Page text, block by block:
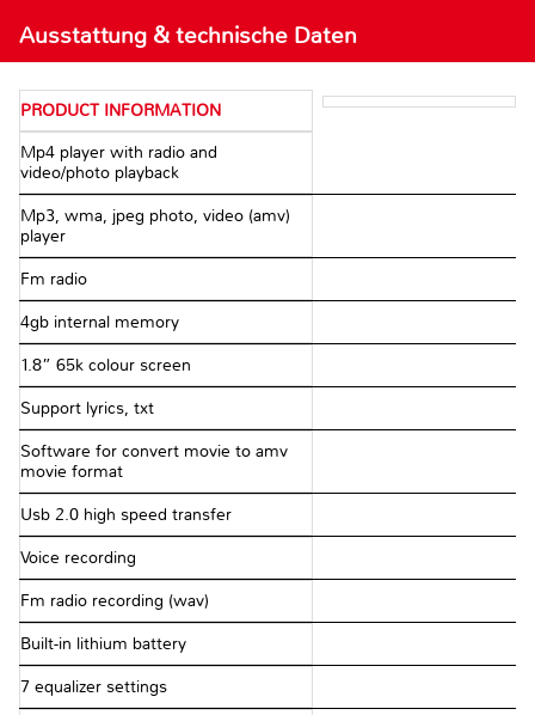
Ausstattung & technische Daten
PRODUCT INFORMATION
Mp4 player with radio and
video/photo playback
Mp3, wma, jpeg photo, video (amv)
player
Fm radio
4gb internal memory
1.8” 65k colour screen
Support lyrics, txt
Software for convert movie to amv
movie format
Usb 2.0 high speed transfer
Voice recording
Fm radio recording (wav)
Built-in lithium battery
7 equalizer settings